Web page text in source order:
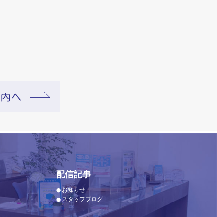
配信記事
お知らせ
スタッフブログ